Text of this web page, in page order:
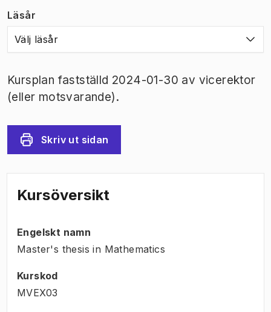
Läsår
Välj läsår
Kursplan fastställd 2024-01-30 av vicerektor
(eller motsvarande).
Skriv ut sidan
Kursöversikt
Engelskt namn
Master's thesis in Mathematics
Kurskod
MVEX03